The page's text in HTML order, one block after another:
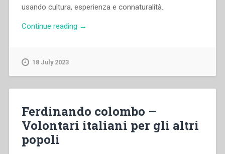
usando cultura, esperienza e connaturalità.
Continue reading “Pietro
cristiano”
→
18 July 2023
Ferdinando colombo –
Volontari italiani per gli altri
popoli